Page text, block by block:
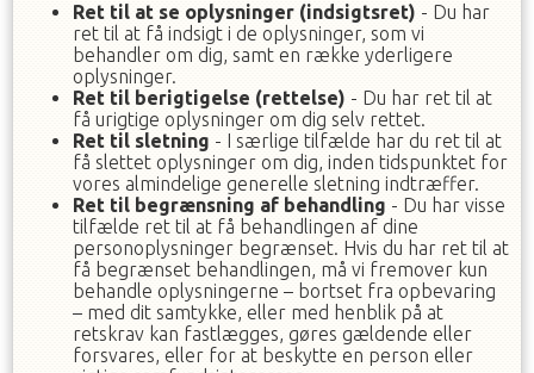
Ret til at se oplysninger (indsigtsret) - Du har
ret til at få indsigt i de oplysninger, som vi
behandler om dig, samt en række yderligere
oplysninger.
Ret til berigtigelse (rettelse) - Du har ret til at
få urigtige oplysninger om dig selv rettet.
Ret til sletning - I særlige tilfælde har du ret til at
få slettet oplysninger om dig, inden tidspunktet for
vores almindelige generelle sletning indtræffer.
Ret til begrænsning af behandling - Du har visse
tilfælde ret til at få behandlingen af dine
personoplysninger begrænset. Hvis du har ret til at
få begrænset behandlingen, må vi fremover kun
behandle oplysningerne – bortset fra opbevaring
– med dit samtykke, eller med henblik på at
retskrav kan fastlægges, gøres gældende eller
forsvares, eller for at beskytte en person eller